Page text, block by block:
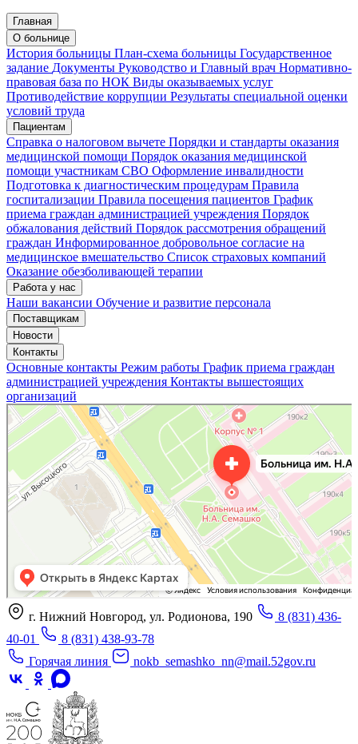
Главная
О больнице
История больницы План-схема больницы Государственное
задание Документы Руководство и Главный врач Нормативно-
правовая база по НОК Виды оказываемых услуг
Противодействие коррупции Результаты специальной оценки
условий труда
Пациентам
Справка о налоговом вычете Порядки и стандарты оказания
медицинской помощи Порядок оказания медицинской
помощи участникам СВО Оформление инвалидности
Подготовка к диагностическим процедурам Правила
госпитализации Правила посещения пациентов График
приема граждан администрацией учреждения Порядок
обжалования действий Порядок рассмотрения обращений
граждан Информированное добровольное согласие на
медицинское вмешательство Список страховых компаний
Оказание обезболивающей терапии
Работа у нас
Наши вакансии Обучение и развитие персонала
Поставщикам
Новости
Контакты
Основные контакты Режим работы График приема граждан
администрацией учреждения Контакты вышестоящих
организаций
«Нижегородская областная клиническая больница имени Н.А. Семашко»
Отделение больницы, госпиталя в Нижнем Новгороде
Больница для взрослых в Нижнем Новгороде
г. Нижний Новгород, ул. Родионова, 190
8 (831) 436-
40-01
8 (831) 438-93-78
Горячая линия
nokb_semashko_nn@mail.52gov.ru